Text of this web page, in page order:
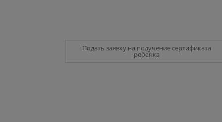
Подать заявку на получение сертификата
ребенка